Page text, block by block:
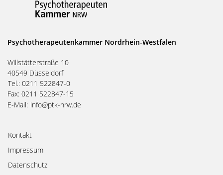
Psychotherapeutenkammer Nordrhein-Westfalen
Willstätterstraße 10
40549 Düsseldorf
Tel.: 0211 522847-0
Fax: 0211 522847-15
E-Mail: info@ptk-nrw.de
Kontakt
Impressum
Datenschutz